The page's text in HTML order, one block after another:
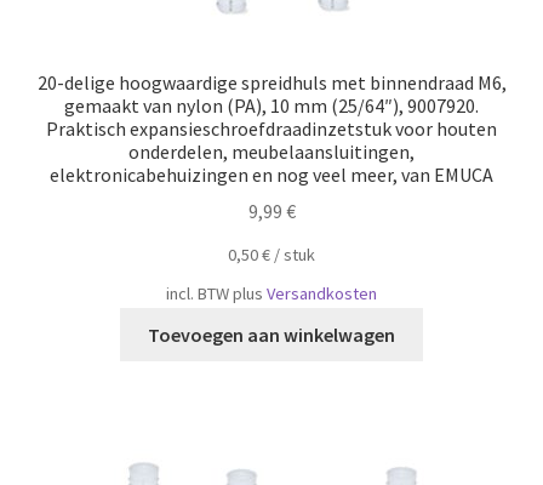
20-delige hoogwaardige spreidhuls met binnendraad M6,
gemaakt van nylon (PA), 10 mm (25/64″), 9007920.
Praktisch expansieschroefdraadinzetstuk voor houten
onderdelen, meubelaansluitingen,
elektronicabehuizingen en nog veel meer, van EMUCA
9,99 €
0,50€ /​​stuk
incl. BTWplus Versandkosten
Toevoegen aan winkelwagen